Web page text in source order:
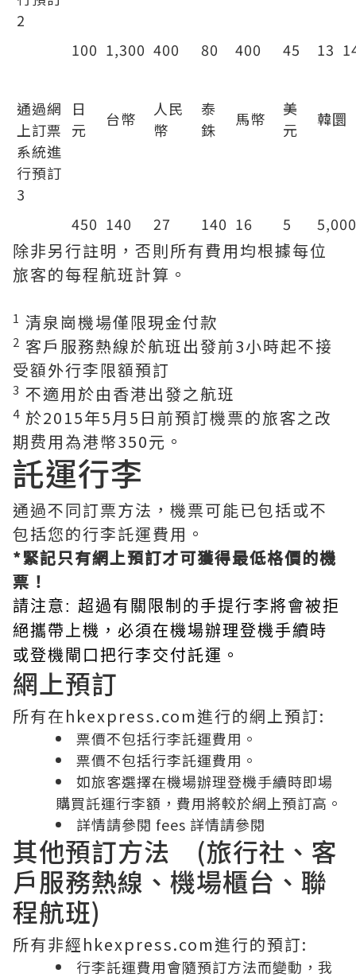
2
100 1,300 400 80 400 45 13
通過網
上訂票
系統進
行預訂
3
日
元
台幣
人民
幣
泰
銖
馬幣
美
元
韓圜
450 140 27 140 16 5 5,000
除非另行註明，否則所有費用均根據每位
旅客的每程航班計算。
1 清泉崗機場僅限現金付款
2 客戶服務熱線於航班出發前3小時起不接
受額外行李限額預訂
3 不適用於由香港出發之航班
4 於2015年5月5日前預訂機票的旅客之改
期费用為港幣350元。
託運行李
通過不同訂票方法，機票可能已包括或不
包括您的行李託運費用。
*緊記只有網上預訂才可獲得最低格價的機
票！
請注意: 超過有關限制的手提行李將會被拒
絕攜帶上機，必須在機場辦理登機手續時
或登機閘口把行李交付託運。
網上預訂
所有在hkexpress.com進行的網上預訂:
票價不包括行李託運費用。
票價不包括行李託運費用。
如旅客選擇在機場辦理登機手續時即場
購買託運行李額，費用將較於網上預訂高。
詳情請參閱 fees 詳情請參閱
其他預訂方法 (旅行社、客
戶服務熱線、機場櫃台、聯
程航班)
所有非經hkexpress.com進行的預訂:
行李託運費用會隨預訂方法而變動，我